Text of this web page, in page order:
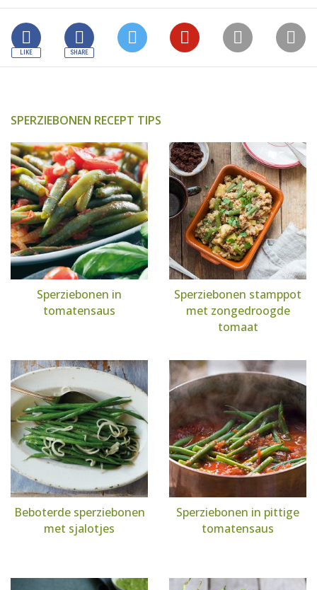
SPERZIEBONEN RECEPT TIPS
Sperziebonen in
tomatensaus
Sperziebonen stamppot
met zongedroogde
tomaat
Beboterde sperziebonen
met sjalotjes
Sperziebonen in pittige
tomatensaus